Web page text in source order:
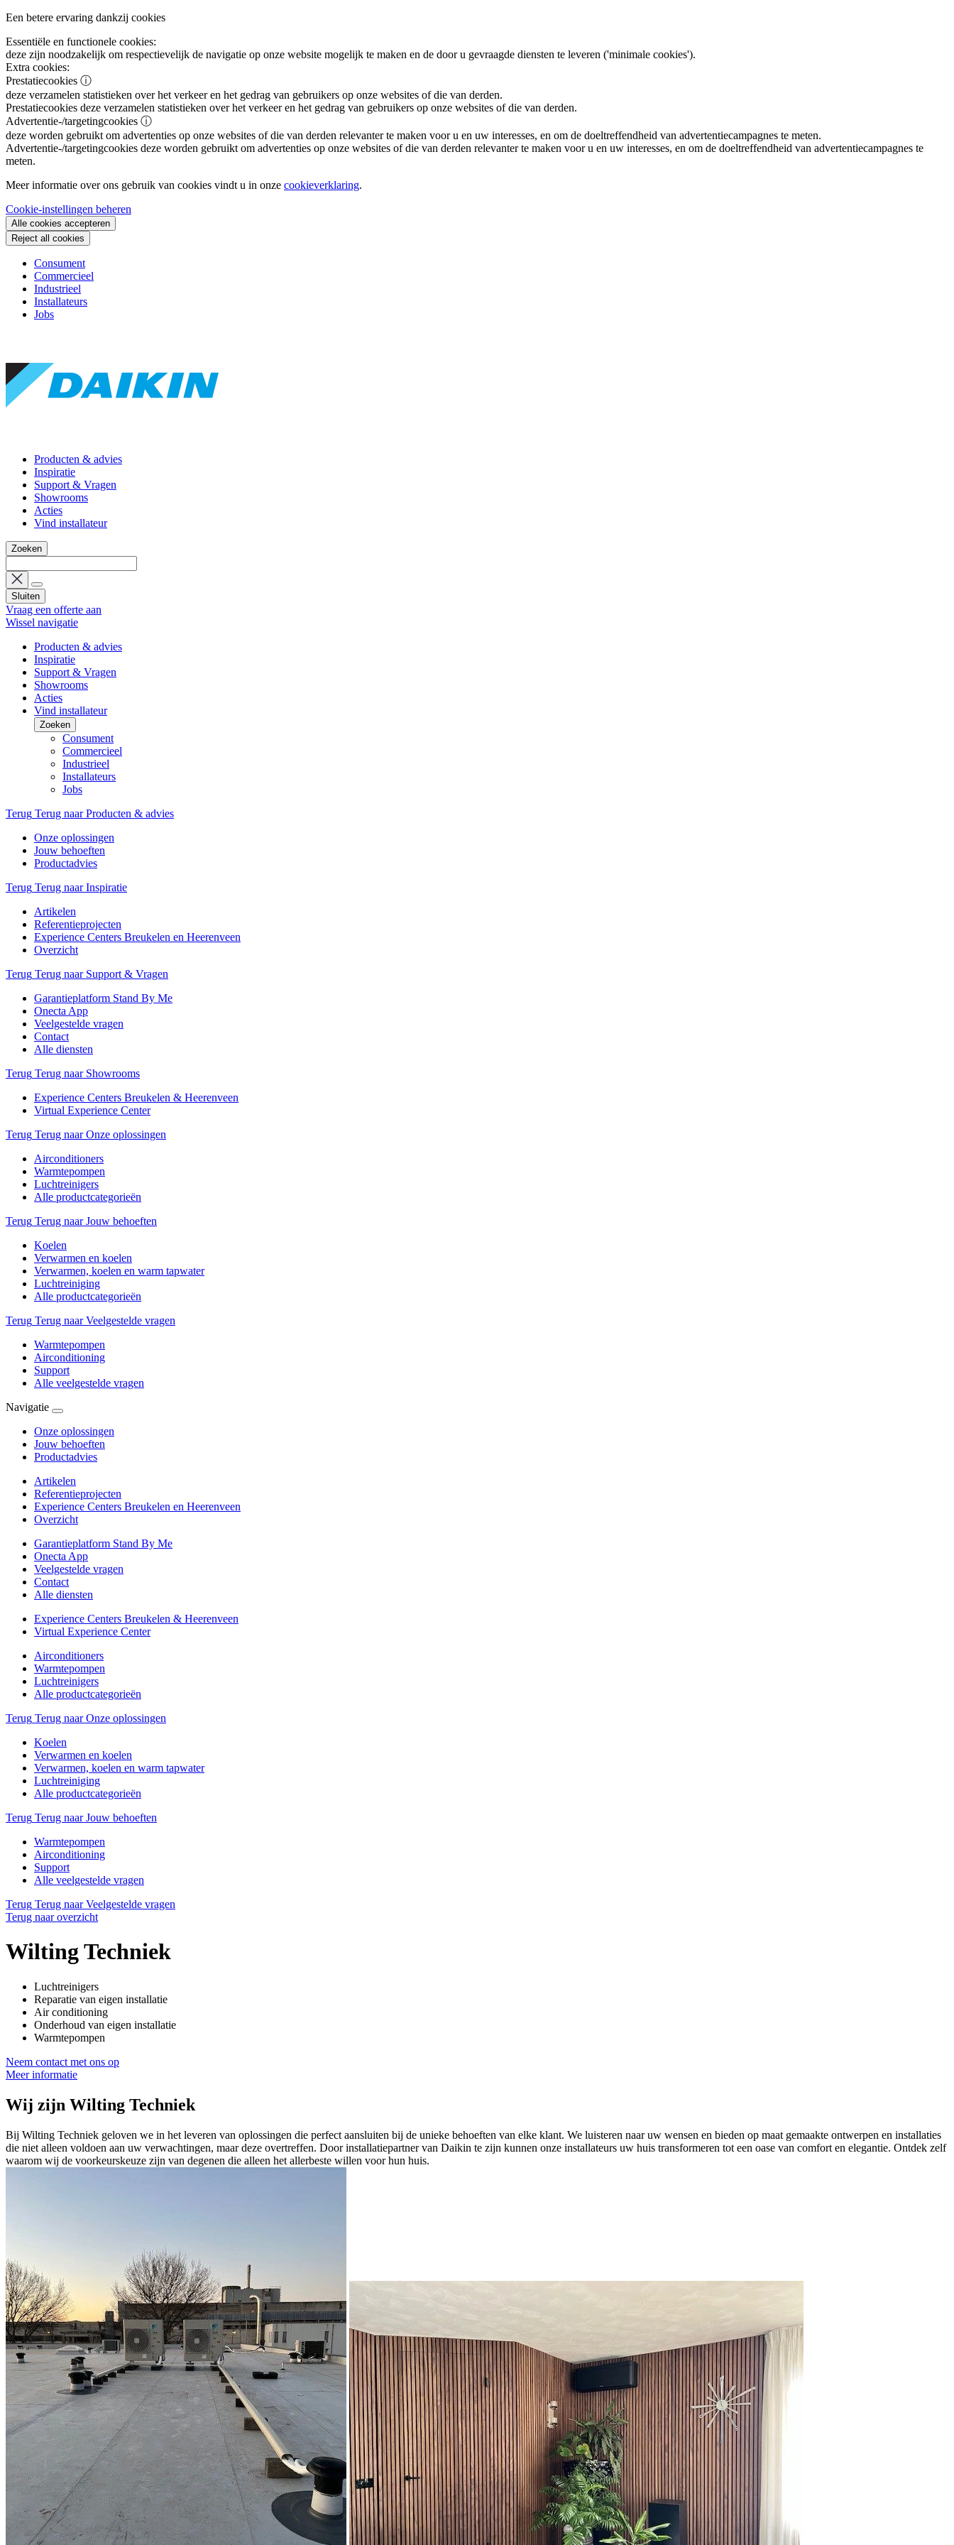
Een betere ervaring dankzij cookies
Essentiële en functionele cookies:
deze zijn noodzakelijk om respectievelijk de navigatie op onze website mogelijk te maken en de door u gevraagde diensten te leveren ('minimale cookies').
Extra cookies:
Prestatiecookies ⓘ
deze verzamelen statistieken over het verkeer en het gedrag van gebruikers op onze websites of die van derden.
Prestatiecookies deze verzamelen statistieken over het verkeer en het gedrag van gebruikers op onze websites of die van derden.
Advertentie-/targetingcookies ⓘ
deze worden gebruikt om advertenties op onze websites of die van derden relevanter te maken voor u en uw interesses, en om de doeltreffendheid van advertentiecampagnes te meten.
Advertentie-/targetingcookies deze worden gebruikt om advertenties op onze websites of die van derden relevanter te maken voor u en uw interesses, en om de doeltreffendheid van advertentiecampagnes te
meten.
Meer informatie over ons gebruik van cookies vindt u in onze cookieverklaring.
Cookie-instellingen beheren
Alle cookies accepteren
Reject all cookies
Consument
Commercieel
Industrieel
Installateurs
Jobs
Producten & advies
Inspiratie
Support & Vragen
Showrooms
Acties
Vind installateur
Zoeken
Sluiten
Vraag een offerte aan
Wissel navigatie
Producten & advies
Inspiratie
Support & Vragen
Showrooms
Acties
Vind installateur
Zoeken
Consument
Commercieel
Industrieel
Installateurs
Jobs
Terug Terug naar Producten & advies
Onze oplossingen
Jouw behoeften
Productadvies
Terug Terug naar Inspiratie
Artikelen
Referentieprojecten
Experience Centers Breukelen en Heerenveen
Overzicht
Terug Terug naar Support & Vragen
Garantieplatform Stand By Me
Onecta App
Veelgestelde vragen
Contact
Alle diensten
Terug Terug naar Showrooms
Experience Centers Breukelen & Heerenveen
Virtual Experience Center
Terug Terug naar Onze oplossingen
Airconditioners
Warmtepompen
Luchtreinigers
Alle productcategorieën
Terug Terug naar Jouw behoeften
Koelen
Verwarmen en koelen
Verwarmen, koelen en warm tapwater
Luchtreiniging
Alle productcategorieën
Terug Terug naar Veelgestelde vragen
Warmtepompen
Airconditioning
Support
Alle veelgestelde vragen
Navigatie
Onze oplossingen
Jouw behoeften
Productadvies
Artikelen
Referentieprojecten
Experience Centers Breukelen en Heerenveen
Overzicht
Garantieplatform Stand By Me
Onecta App
Veelgestelde vragen
Contact
Alle diensten
Experience Centers Breukelen & Heerenveen
Virtual Experience Center
Airconditioners
Warmtepompen
Luchtreinigers
Alle productcategorieën
Terug Terug naar Onze oplossingen
Koelen
Verwarmen en koelen
Verwarmen, koelen en warm tapwater
Luchtreiniging
Alle productcategorieën
Terug Terug naar Jouw behoeften
Warmtepompen
Airconditioning
Support
Alle veelgestelde vragen
Terug Terug naar Veelgestelde vragen
Terug naar overzicht
Wilting Techniek
Luchtreinigers
Reparatie van eigen installatie
Air conditioning
Onderhoud van eigen installatie
Warmtepompen
Neem contact met ons op
Meer informatie
Wij zijn Wilting Techniek
Bij Wilting Techniek geloven we in het leveren van oplossingen die perfect aansluiten bij de unieke behoeften van elke klant. We luisteren naar uw wensen en bieden op maat gemaakte ontwerpen en installaties
die niet alleen voldoen aan uw verwachtingen, maar deze overtreffen. Door installatiepartner van Daikin te zijn kunnen onze installateurs uw huis transformeren tot een oase van comfort en elegantie. Ontdek zelf
waarom wij de voorkeurskeuze zijn van degenen die alleen het allerbeste willen voor hun huis.